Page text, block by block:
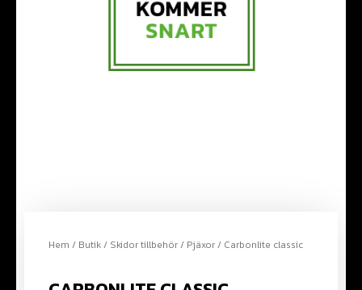
Hem / Butik/ Skidor tillbehör/ Pjäxor/ Carbonlite classic